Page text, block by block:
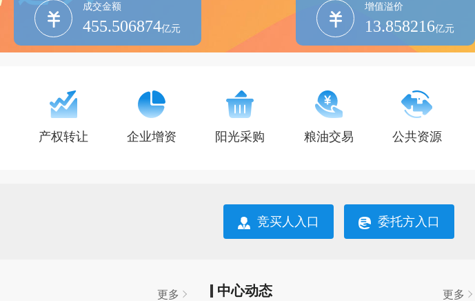
成交金额
455.506874亿元
增值溢价
13.858216亿元
产权转让 企业增资 阳光采购 粮油交易 公共资源
竞买人入口 委托方入口
更多 中心动态 更多